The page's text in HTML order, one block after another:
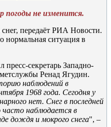
погоды не изменится.
передаёт РИА Новости.
нормальная ситуация в
секретарь Западно-
Ренад Ягудин.
наблюдений в
1968 года. Сегодня у
нет. Снег в последней
часто наблюдается в
дождя и мокрого снега", –